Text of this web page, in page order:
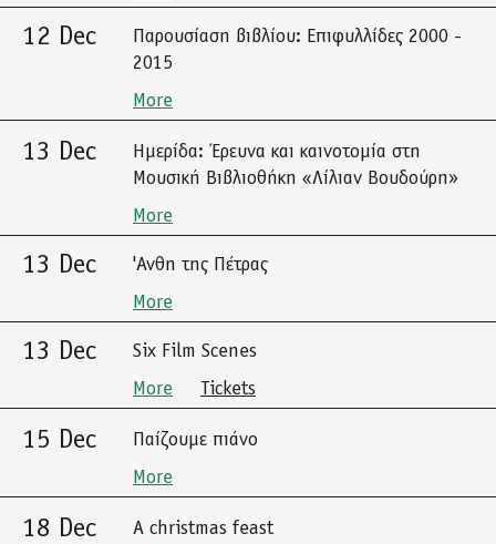
12 Dec
Παρουσίαση βιβλίου: Επιφυλλίδες 2000 -
2015
More
13 Dec
Ημερίδα: Έρευνα και καινοτομία στη
Μουσική Βιβλιοθήκη «Λίλιαν Βουδούρη»
More
13 Dec
'Ανθη της Πέτρας
More
13 Dec
Six Film Scenes
More
Tickets
15 Dec
Παίζουμε πιάνο
More
18 Dec
A christmas feast